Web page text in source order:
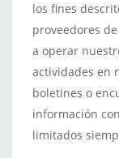
los fines
proveedores
a operar
actividades en
boletines o
información
limitados